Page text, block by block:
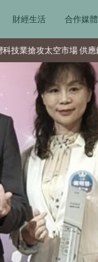
財經生活 合作媒體
場 供應鏈成全球要角新星